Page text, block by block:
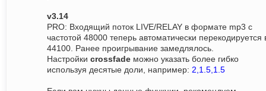
v3.14
PRO: Входящий поток LIVE/RELAY в формате mp3 с
частотой 48000 теперь автоматически перекодируется
44100. Ранее проигрывание замедлялось.
Настройки crossfade можно указать более гибко
используя десятые доли, например: 2,1.5,1.5